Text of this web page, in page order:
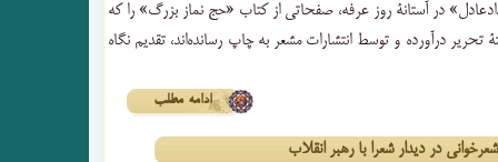
در آستانۀ روز عرفه، صفحاتی از کتاب «حج نماز بزرگ» را که
۱۳۷۹ به رشتۀ تحریر درآورده و توسط انتشارات مشعر به چاپ رسانده‌اند، تقدیم نگاه
ادامه مطلب
در دیدار شعرا با رهبر انقلاب